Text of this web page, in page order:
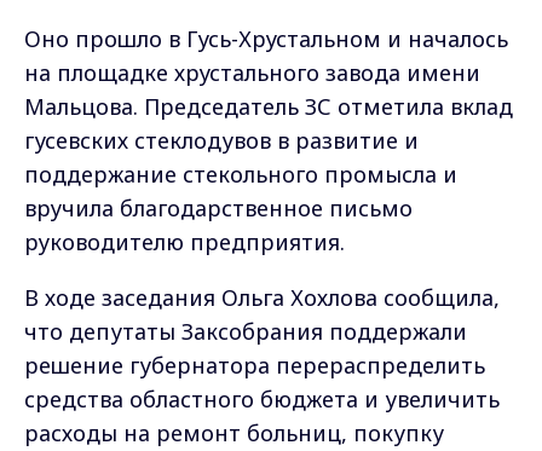
Оно прошло в Гусь-Хрустальном и началось
на площадке хрустального завода имени
Мальцова. Председатель ЗС отметила вклад
гусевских стеклодувов в развитие и
поддержание стекольного промысла и
вручила благодарственное письмо
руководителю предприятия.
В ходе заседания Ольга Хохлова сообщила,
что депутаты Заксобрания поддержали
решение губернатора перераспределить
средства областного бюджета и увеличить
расходы на ремонт больниц, покупку